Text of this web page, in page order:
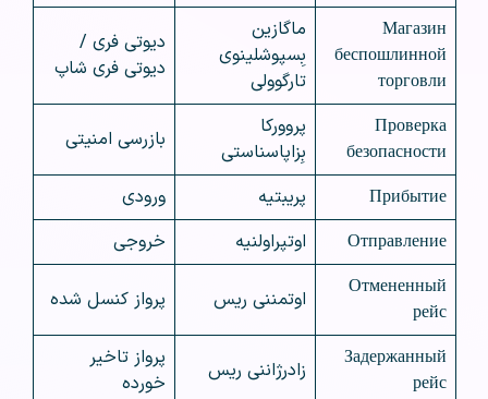
Магазин
беспошлинной
торговли
ماگازین
بِسپوشلینوی
تارگوولی
دیوتی فری /
دیوتی فری شاپ
Проверка
безопасности
پروورکا
بِزاپاسناستی
بازرسی امنیتی
Прибытие پریبتیه
ورودی
Отправление
اوتپراولنیه
خروجی
Отмененный
рейс
اوتمننی ریس پرواز کنسل شده
Задержанный
рейс
زادرژاننی ریس
پرواز تاخیر
خورده